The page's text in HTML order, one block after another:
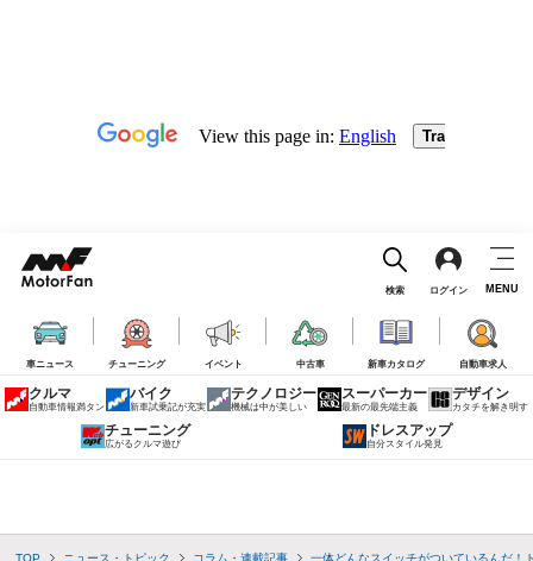
車ニュース チューニング イベント 中古車 新車カタログ 自動車求人
検索 ログイン MENU
クルマ
自動車情報満タン
バイク
新車試乗記が充実
テクノロジー
機械は中が美しい
スーパーカー
最新の最先端主義
デザイン
カタチを解き明す
チューニング
広がるクルマ遊び
ドレスアップ
自分スタイル発見
TOP ニュース・トピック コラム・連載記事 一体どんなスイッチがついているんだ！